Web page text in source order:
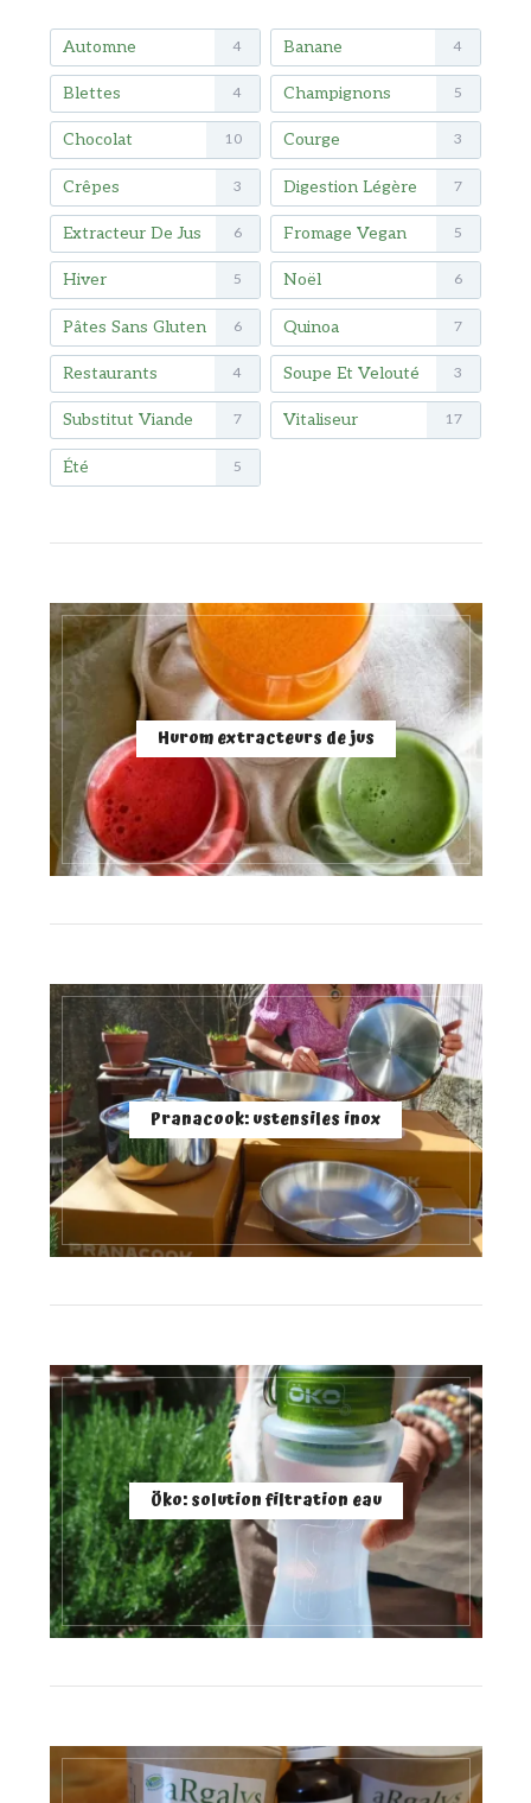
Automne 4 Banane 4
Blettes 4 Champignons 5
Chocolat 10 Courge 3
Crêpes 3 Digestion Légère 7
Extracteur De Jus 6 Fromage Vegan 5
Hiver 5 Noël 6
Pâtes Sans Gluten 6 Quinoa 7
Restaurants 4 Soupe Et Velouté 3
Substitut Viande 7 Vitaliseur 17
Été 5
Hurom extracteurs de jus
Pranacook: ustensiles inox
Öko: solution filtration eau